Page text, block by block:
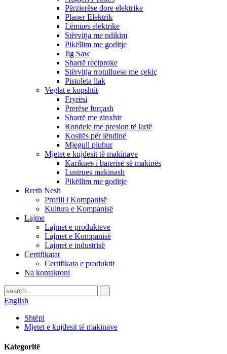
Përzierëse dore elektrike
Planer Elektrik
Lëmues elektrike
Stërvitja me ndikim
Pikëllim me goditje
Jig Saw
Sharrë reciproke
Stërvitja rrotulluese me çekiç
Pistoleta llak
Veglat e kopshtit
Fryrësi
Prerëse furçash
Sharrë me zinxhir
Rondele me presion të lartë
Kositës për lëndinë
Mjegull pluhur
Mjetet e kujdesit të makinave
Karikues i baterisë së makinës
Lustrues makinash
Pikëllim me goditje
Rreth Nesh
Profili i Kompanisë
Kultura e Kompanisë
Lajme
Lajmet e produkteve
Lajmet e Kompanisë
Lajmet e industrisë
Certifikatat
Certifikata e produktit
Na kontaktoni
English
Shtëpi
Mjetet e kujdesit të makinave
Kategoritë